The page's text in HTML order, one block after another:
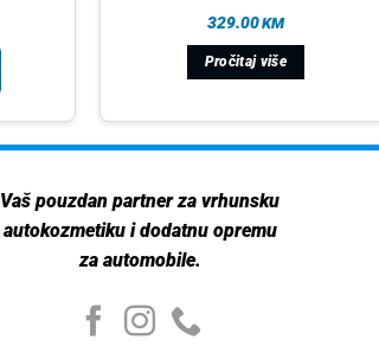
329.00KM
Pročitaj više
Vaš pouzdan partner za vrhunsku
autokozmetiku i dodatnu opremu
za automobile.